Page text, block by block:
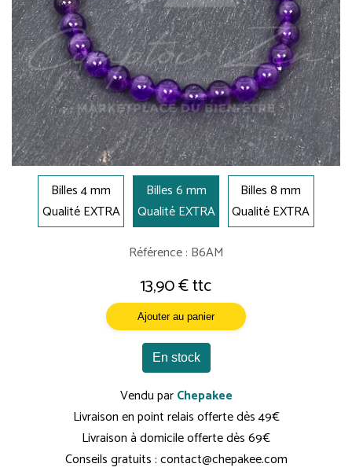
Billes 4 mm
Qualité EXTRA
Billes 6 mm
Qualité EXTRA
Billes 8 mm
Qualité EXTRA
Référence : B6AM
13,90 € ttc
Ajouter au panier
En stock
Vendu parChepakee
Livraison en point relais offerte dès 49€
Livraison à domicile offerte dès 69€
Conseils gratuits : contact@chepakee.com